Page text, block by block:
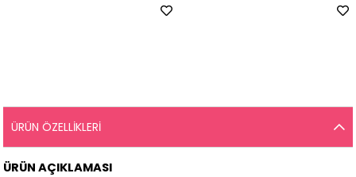
ÜRÜN ÖZELLIKLERI
ÜRÜN AÇIKLAMASI